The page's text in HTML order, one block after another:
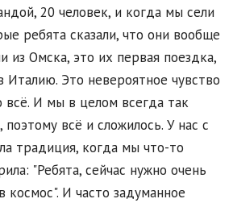
20 человек, и когда мы сели
ребята сказали, что они вообще
из Омска, это их первая поездка,
Италию. Это невероятное чувство
всё. И мы в целом всегда так
всё и сложилось. У нас с
традиция, когда мы что-то
"Ребята, сейчас нужно очень
И часто задуманное